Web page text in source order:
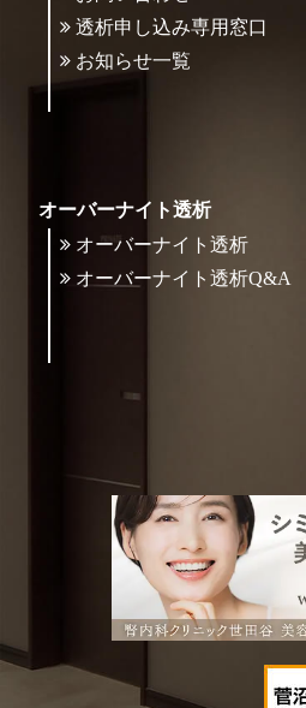
透析申し込み専用窓口
お知らせ一覧
オーバーナイト透析
オーバーナイト透析
オーバーナイト透析Q&A